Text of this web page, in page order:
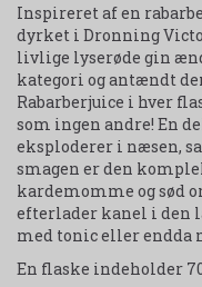
Inspireret af en
dyrket i Dronning
livlige lyserøde gin
kategori og antændt
Rabarberjuice i hver
som ingen andre! En
eksploderer i næsen,
smagen er den
kardemomme og sød
efterlader kanel i den
med tonic eller endda
En flaske indeholder